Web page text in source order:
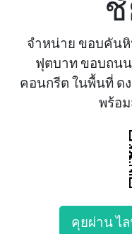
จำหน่าย ขอบคันหิ
ฟุตบาท ขอบถน
คอนกรีต ในพื้นที่ ด
พร้อ
คุยผ่าน ไล